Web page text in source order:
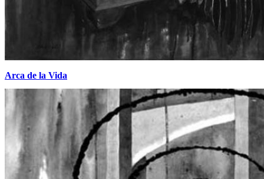
Arca de la Vida